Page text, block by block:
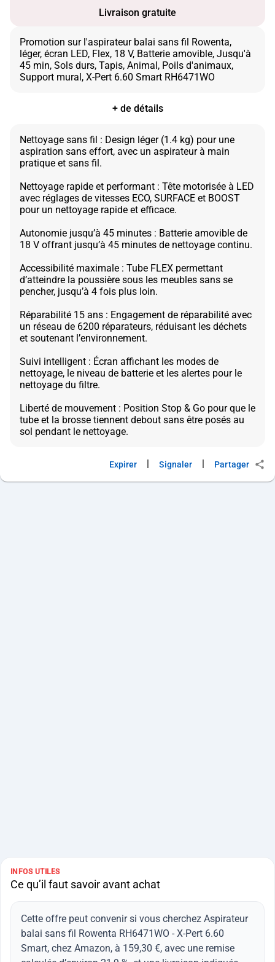
Livraison gratuite
Promotion sur l'aspirateur balai sans fil Rowenta,
léger, écran LED, Flex, 18 V, Batterie amovible, Jusqu'à
45 min, Sols durs, Tapis, Animal, Poils d'animaux,
+ de détails
Nettoyage sans fil : Design léger (1.4 kg) pour une
aspiration sans effort, avec un aspirateur à main
pratique et sans fil.
Nettoyage rapide et performant : Tête motorisée à LED
avec réglages de vitesses ECO, SURFACE et BOOST
pour un nettoyage rapide et efficace.
Autonomie jusqu’à 45 minutes : Batterie amovible de
18 V offrant jusqu’à 45 minutes de nettoyage continu.
Accessibilité maximale : Tube FLEX permettant
d’atteindre la poussière sous les meubles sans se
pencher, jusqu’à 4 fois plus loin.
Réparabilité 15 ans : Engagement de réparabilité avec
un réseau de 6200 réparateurs, réduisant les déchets
et soutenant l’environnement.
Suivi intelligent : Écran affichant les modes de
nettoyage, le niveau de batterie et les alertes pour le
nettoyage du filtre.
Liberté de mouvement : Position Stop & Go pour que le
tube et la brosse tiennent debout sans être posés au
Expirer Signaler Partager
INFOS UTILES
Ce qu’il faut savoir avant achat
Cette offre peut convenir si vous cherchez Aspirateur
balai sans fil Rowenta RH6471WO - X-Pert 6.60
Smart, chez Amazon, à 159,30 €, avec une remise